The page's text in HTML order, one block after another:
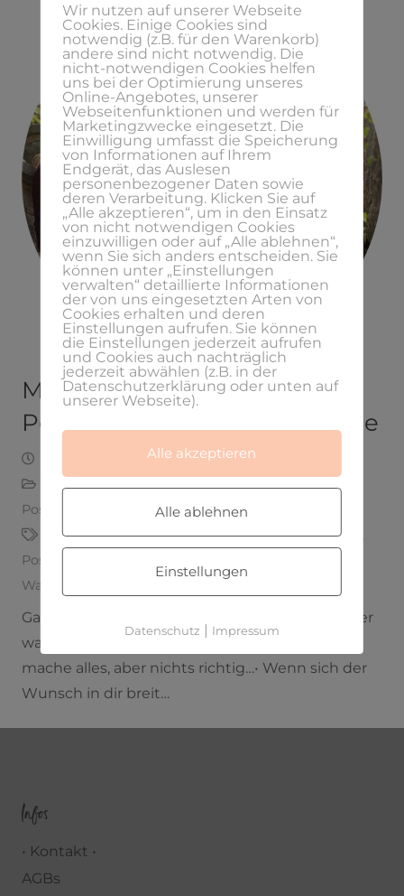
Mehr Erfolg durch deine
Positionierung in einer Nische
Laura
Branding,Erfolgreich Selbstständig,Gründer,
Positionierung
Selbstständigkeit,
Angebot,Erfolgreich,Existenzgründung,Nische
Positionierung
Wachstum
Ganz nach dem Motto: „Ich kann nicht alles, aber
was ich kann mache ich richtig gut. Statt: „Ich
mache alles, aber nichts richtig…• Wenn sich der
Wunsch in dir breit…
Infos
• Kontakt •
AGBs
Wir nutzen auf unserer Webseite
Cookies. Einige Cookies sind
notwendig (z.B. für den Warenkorb)
andere sind nicht notwendig. Die
nicht-notwendigen Cookies helfen
uns bei der Optimierung unseres
Online-Angebotes, unserer
Webseitenfunktionen und werden für
Marketingzwecke eingesetzt. Die
Einwilligung umfasst die Speicherung
von Informationen auf Ihrem
Endgerät, das Auslesen
personenbezogener Daten sowie
deren Verarbeitung. Klicken Sie auf
„Alle akzeptieren“, um in den Einsatz
von nicht notwendigen Cookies
einzuwilligen oder auf „Alle ablehnen“,
wenn Sie sich anders entscheiden. Sie
können unter „Einstellungen
verwalten“ detaillierte Informationen
der von uns eingesetzten Arten von
Cookies erhalten und deren
Einstellungen aufrufen. Sie können
die Einstellungen jederzeit aufrufen
und Cookies auch nachträglich
jederzeit abwählen (z.B. in der
Datenschutzerklärung oder unten auf
unserer Webseite).
Alle akzeptieren
Alle ablehnen
Einstellungen
Datenschutz | Impressum